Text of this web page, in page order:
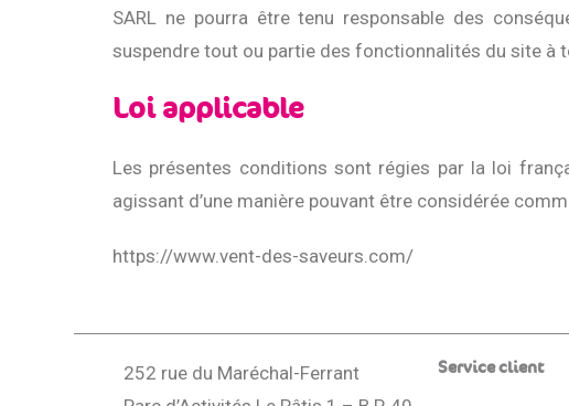
SARL ne pourra être tenu responsable des
suspendre tout ou partie des fonctionnalités du site à
Loi applicable
Les présentes conditions sont régies par la loi
agissant d’une manière pouvant être considérée
https://www.vent-des-saveurs.com/
252 rue du Maréchal-Ferrant
Service client